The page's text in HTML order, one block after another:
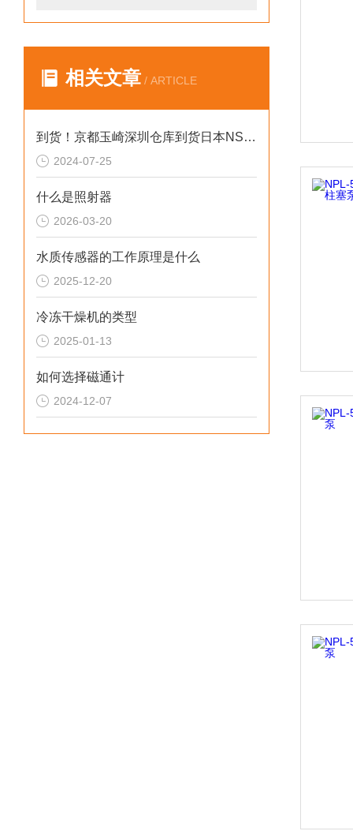
相关文章 / ARTICLE
到货！京都玉崎深圳仓库到货日本NS精密科学柱塞泵NP-FX-100
2024-07-25
什么是照射器
2026-03-20
水质传感器的工作原理是什么
2025-12-20
冷冻干燥机的类型
2025-01-13
如何选择磁通计
2024-12-07